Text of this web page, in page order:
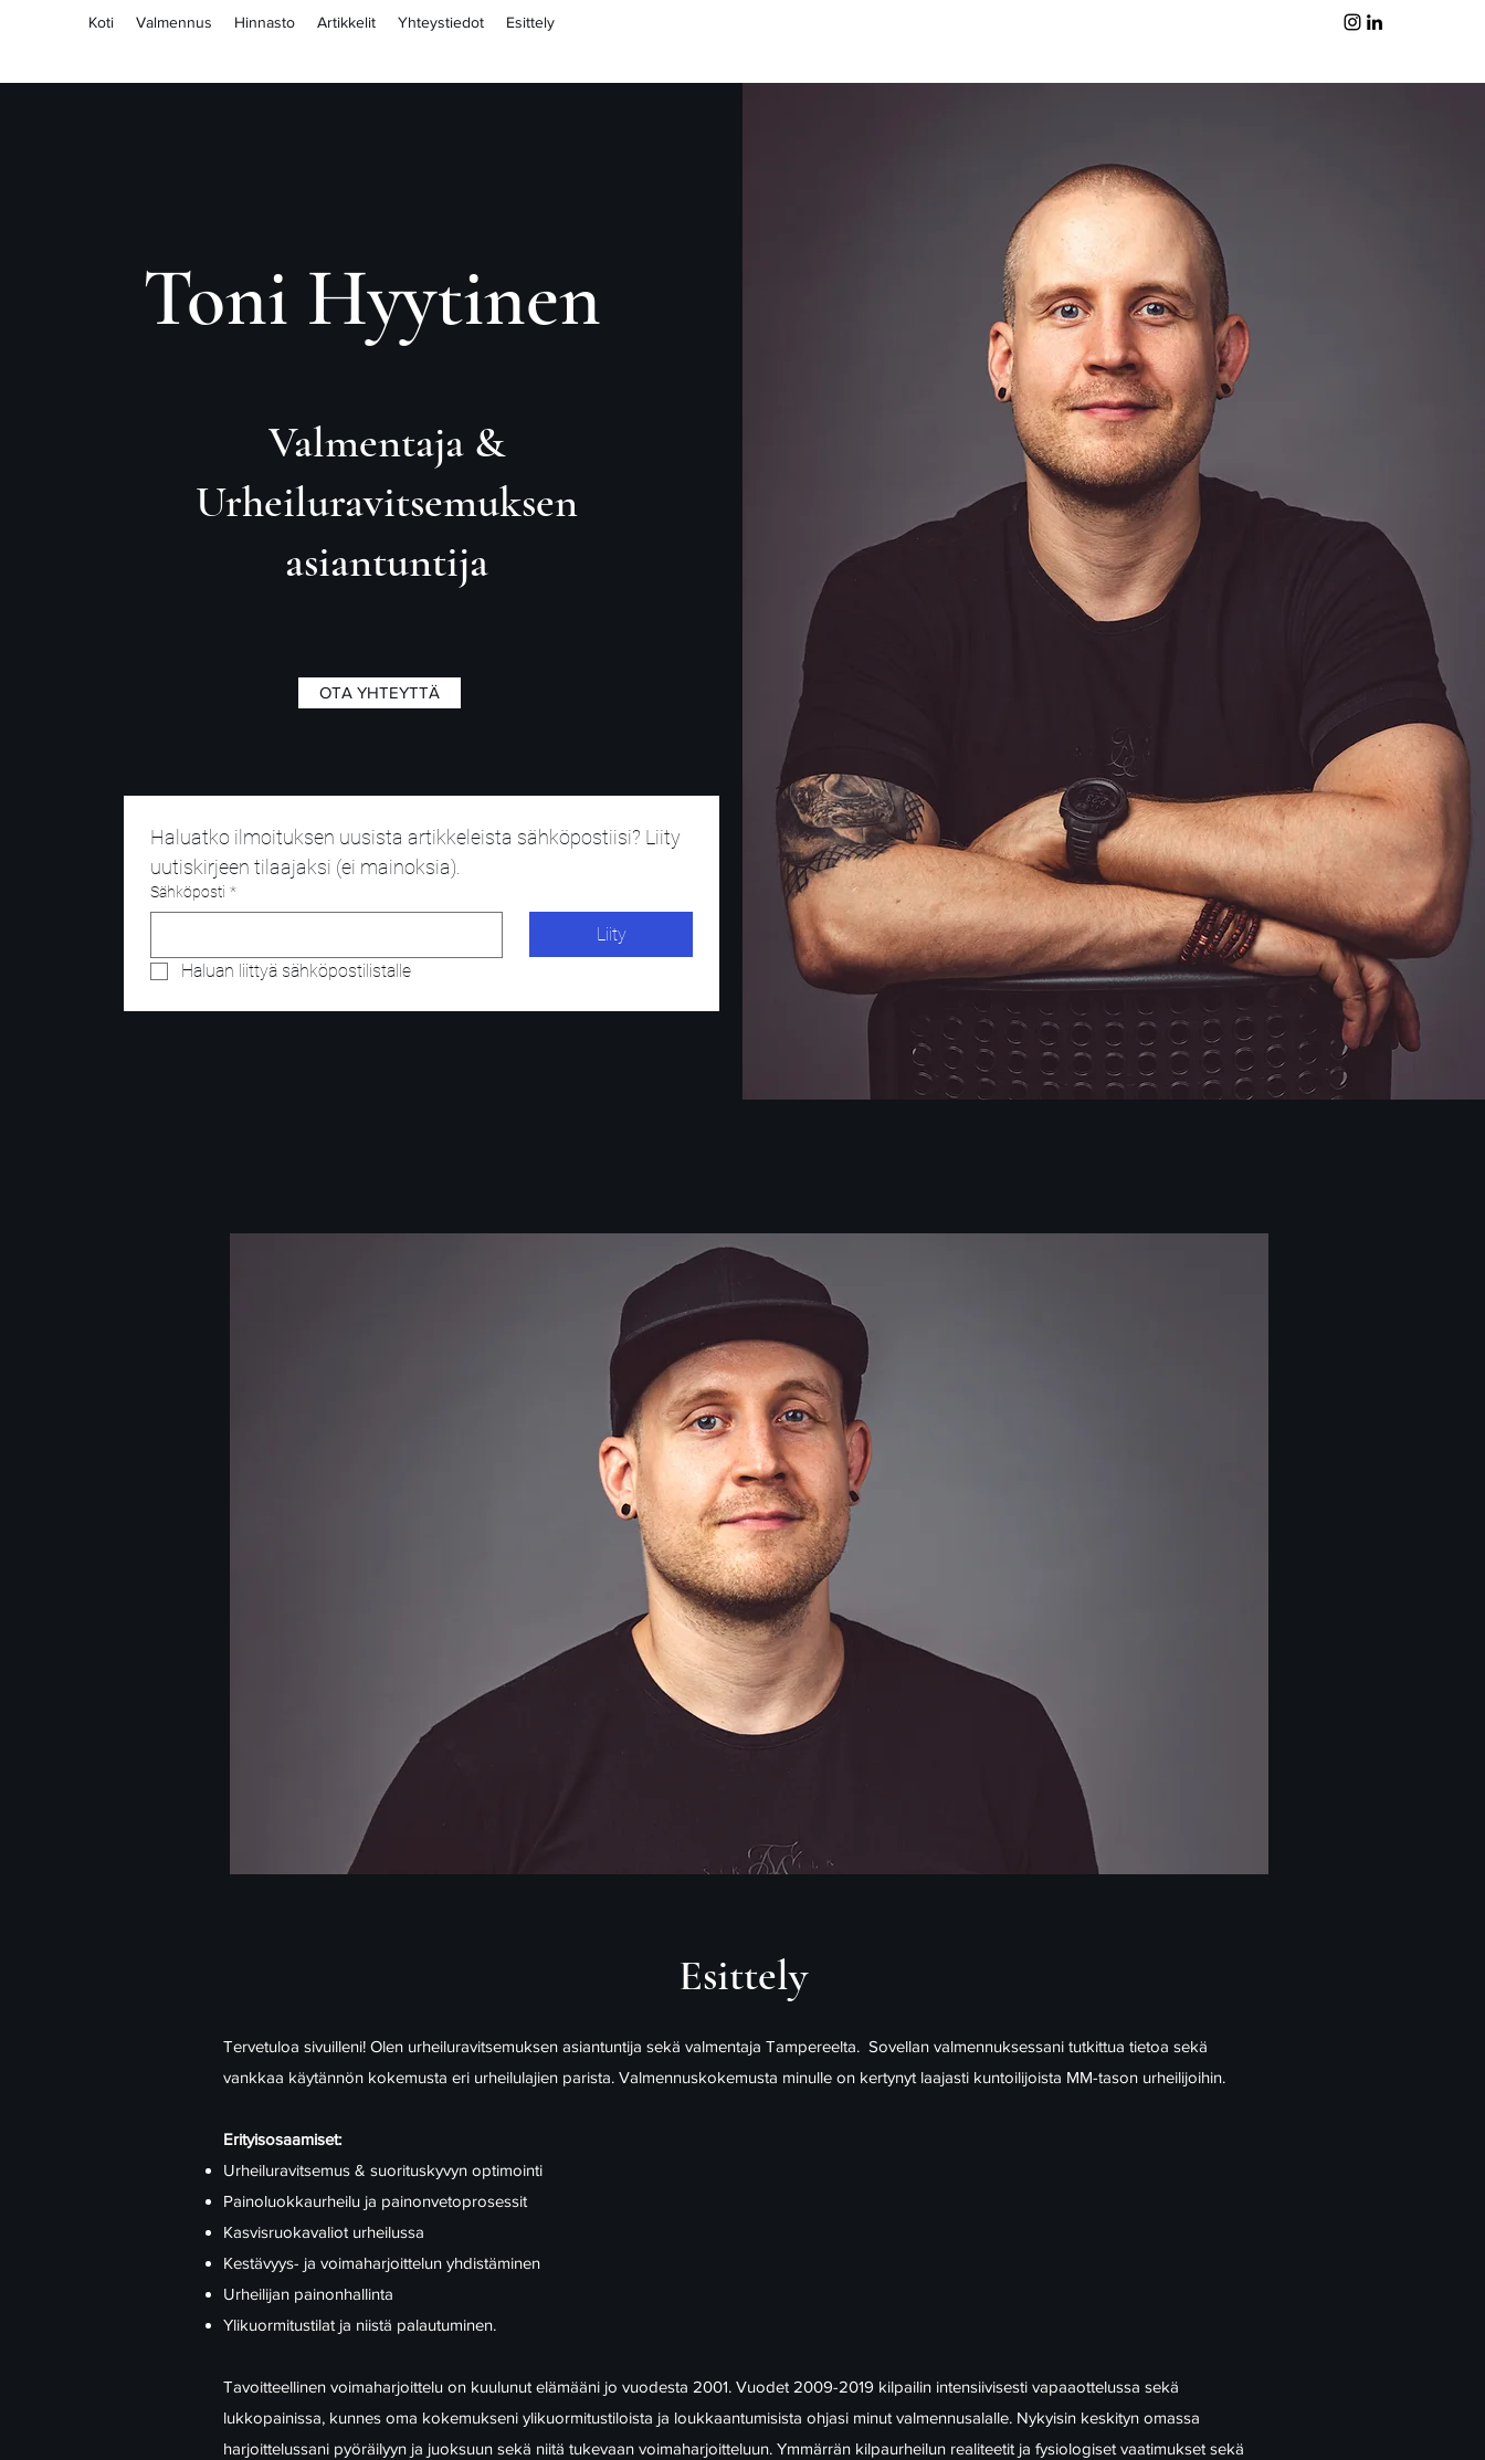
Koti Valmennus Hinnasto Artikkelit Yhteystiedot Esittely
Toni Hyytinen
Valmentaja &​​​​​
Urheiluravitsemuksen
asiantuntija
OTA YHTEYTTÄ
Haluatko ilmoituksen uusista artikkeleista sähköpostiisi? Liity
uutiskirjeen tilaajaksi (ei mainoksia).
Sähköposti *
Liity
Haluan liittyä sähköpostilistalle
Esittely
Tervetuloa sivuilleni! Olen urheiluravitsemuksen asiantuntija sekä valmentaja Tampereelta. Sovellan valmennuksessani tutkittua tietoa sekä
vankkaa käytännön kokemusta eri urheilulajien parista. Valmennuskokemusta minulle on kertynyt laajasti kuntoilijoista MM-tason urheilijoihin.
Erityisosaamiset:
Urheiluravitsemus & suorituskyvyn optimointi
Painoluokkaurheilu ja painonvetoprosessit
Kasvisruokavaliot urheilussa
Kestävyys- ja voimaharjoittelun yhdistäminen
Urheilijan painonhallinta
Ylikuormitustilat ja niistä palautuminen.
​Tavoitteellinen voimaharjoittelu on kuulunut elämääni jo vuodesta 2001. Vuodet 2009-2019 kilpailin intensiivisesti vapaaottelussa sekä
lukkopainissa, kunnes oma kokemukseni ylikuormitustiloista ja loukkaantumisista ohjasi minut valmennusalalle. Nykyisin keskityn omassa
harjoittelussani pyöräilyyn ja juoksuun sekä niitä tukevaan voimaharjoitteluun. Ymmärrän kilpaurheilun realiteetit ja fysiologiset vaatimukset sekä